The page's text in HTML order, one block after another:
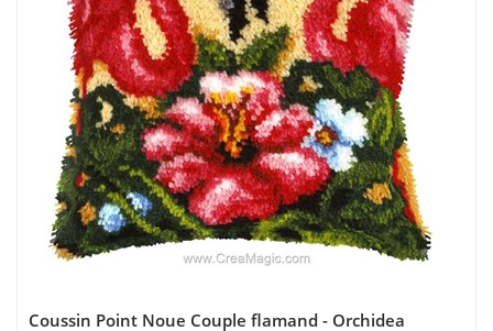
Coussin Point Noue Couple flamand - Orchidea